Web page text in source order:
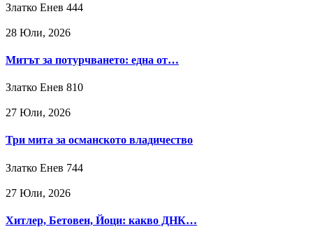
Златко Енев 444
28 Юли, 2026
Митът за потурчването: една от…
Златко Енев 810
27 Юли, 2026
Три мита за османското владичество
Златко Енев 744
27 Юли, 2026
Хитлер, Бетовен, Йоци: какво ДНК…